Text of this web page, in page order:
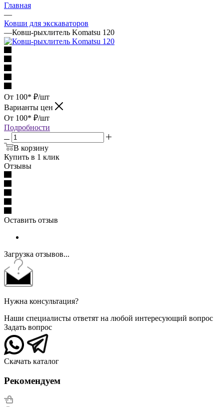
Главная
—
Ковши для экскаваторов
—Ковш-рыхлитель Komatsu 120
От 100* ₽/шт
Варианты цен
От 100* ₽/шт
Подробности
В корзину
Купить в 1 клик
Отзывы
Оставить отзыв
Загрузка отзывов...
Нужна консультация?
Наши специалисты ответят на любой интересующий вопрос
Задать вопрос
Скачать каталог
Рекомендуем